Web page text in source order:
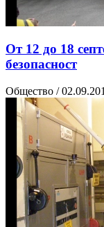
От 12 до 18
безопасност
Общество /